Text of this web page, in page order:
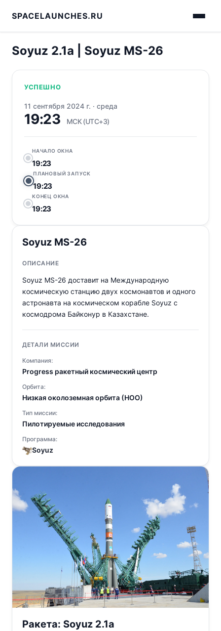
SPACELAUNCHES.RU
Soyuz 2.1a | Soyuz MS-26
УСПЕШНО
11 сентября 2024 г. · среда
19:23 МСК (UTC+3)
НАЧАЛО ОКНА
19:23
ПЛАНОВЫЙ ЗАПУСК
19:23
КОНЕЦ ОКНА
19:23
Soyuz MS-26
ОПИСАНИЕ
Soyuz MS-26 доставит на Международную
космическую станцию двух космонавтов и одного
астронавта на космическом корабле Soyuz с
космодрома Байконур в Казахстане.
ДЕТАЛИ МИССИИ
Компания:
Progress ракетный космический центр
Орбита:
Низкая околоземная орбита (НОО)
Тип миссии:
Пилотируемые исследования
Программа:
Soyuz
Ракета: Soyuz 2.1a